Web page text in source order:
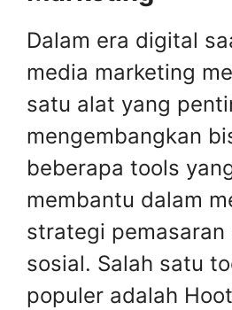
Dalam era digital
media marketing
satu alat yang
mengembangkan
beberapa tools
membantu dalam
strategi pemasaran
sosial. Salah satu
populer adalah